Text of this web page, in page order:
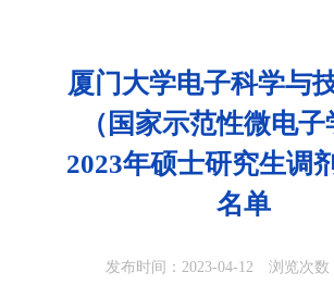
厦门大学电子科学与
（国家示范性微电子
2023年硕士研究生调
名单
发布时间：2023-04-12 浏览次数